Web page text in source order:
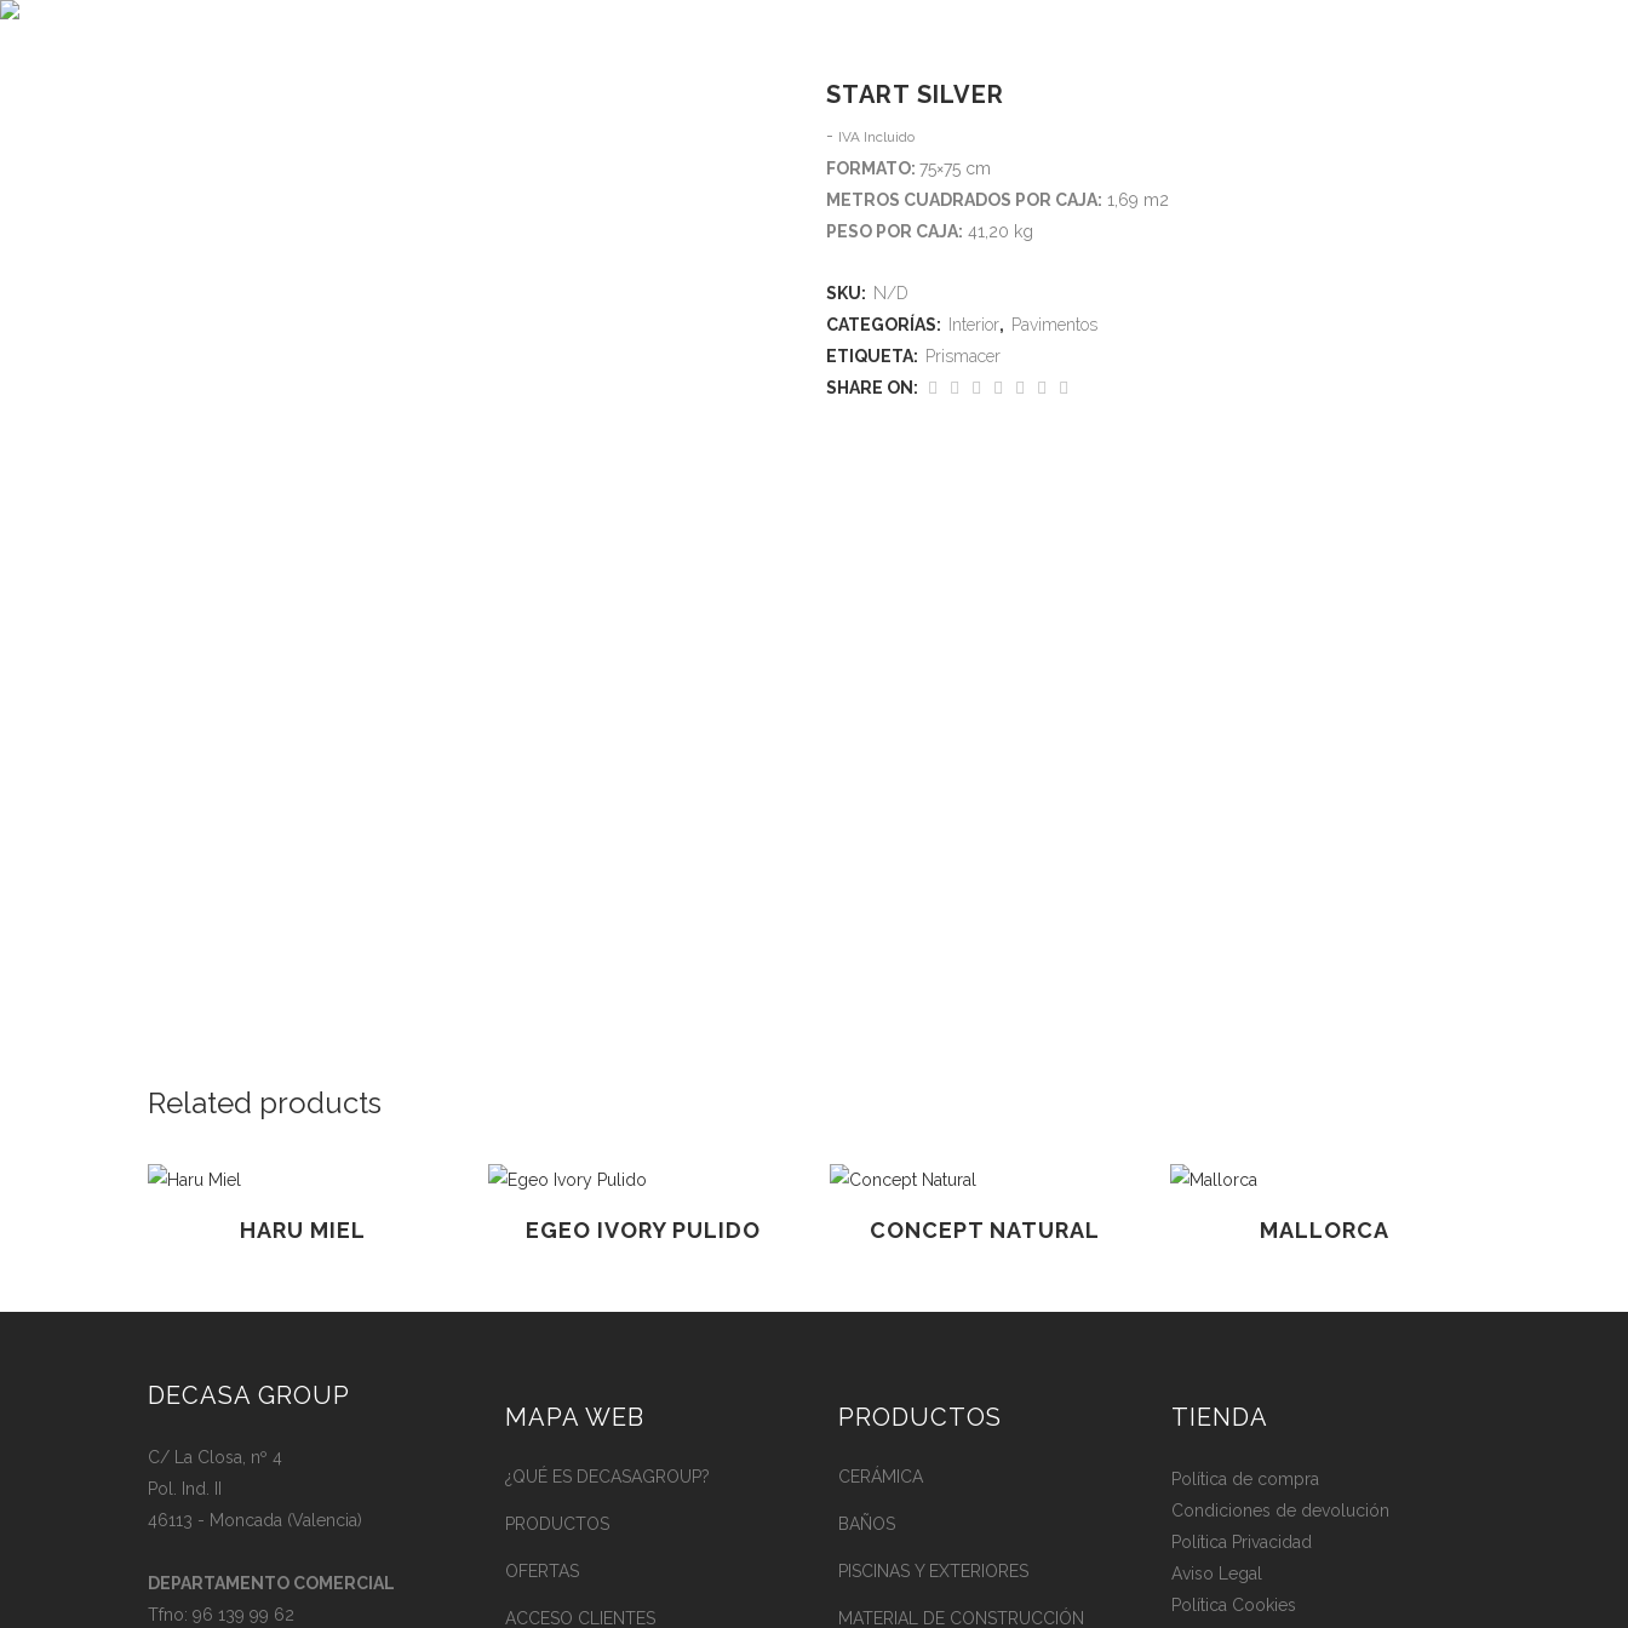
TIENDA
>Start Silver
START SILVER
- Rango
de
precios:
desde
hasta
24,00€
IVA Incluido
FORMATO: 75×75 cm
METROS CUADRADOS POR CAJA: 1,69 m2
PESO POR CAJA: 41,20 kg
SKU: N/D
CATEGORÍAS:
Interior, Pavimentos
ETIQUETA: Prismacer
SHARE ON:
Related products
HARU MIEL EGEO IVORY PULIDO CONCEPT NATURAL MALLORCA
DECASA GROUP
C/ La Closa, nº 4
Pol. Ind. II
46113 - Moncada (Valencia)
DEPARTAMENTO COMERCIAL
Tfno: 96 139 99 62
MAPA WEB
¿QUÉ ES DECASAGROUP?
PRODUCTOS
OFERTAS
ACCESO CLIENTES
PRODUCTOS
CERÁMICA
BAÑOS
PISCINAS Y EXTERIORES
MATERIAL DE CONSTRUCCIÓN
TIENDA
Política de compra
Condiciones de devolución
Política Privacidad
Aviso Legal
Política Cookies